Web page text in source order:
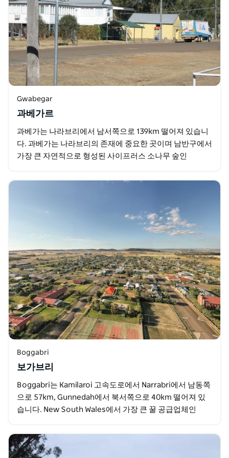
Gwabegar
과베가르
과베가는 나라브리에서 남서쪽으로 139km 떨어져 있습니
다. 과베가는 나라브리의 존재에 중요한 곳이며 남반구에서
가장 큰 자연적으로 형성된 사이프러스 소나무 숲인
Boggabri
보가브리
Boggabri는 Kamilaroi 고속도로에서 Narrabri에서 남동쪽
으로 57km, Gunnedah에서 북서쪽으로 40km 떨어져 있
습니다. New South Wales에서 가장 큰 꿀 공급업체인